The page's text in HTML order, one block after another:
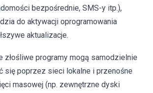
bezpośrednie, SMS-y itp.),
do aktywacji oprogramowania
aktualizacje.
złośliwe programy mogą samodzielnie
się poprzez sieci lokalne i przenośne
masowej (np. zewnętrzne dyski